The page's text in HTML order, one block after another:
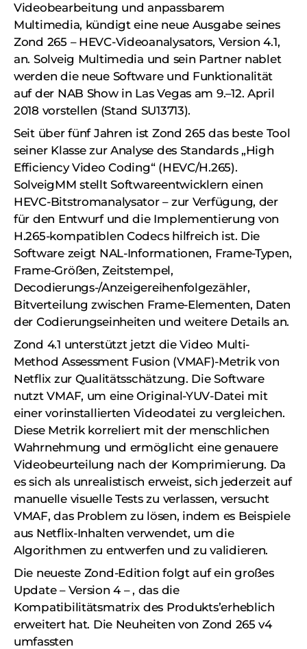
Videobearbeitung und anpassbarem
Multimedia, kündigt eine neue Ausgabe seines
Zond 265 – HEVC-Videoanalysators, Version 4.1,
an. Solveig Multimedia und sein Partner nablet
werden die neue Software und Funktionalität
auf der NAB Show in Las Vegas am 9.–12. April
2018 vorstellen (Stand SU13713).
Seit über fünf Jahren ist Zond 265 das beste Tool
seiner Klasse zur Analyse des Standards „High
Efficiency Video Coding“ (HEVC/H.265).
SolveigMM stellt Softwareentwicklern einen
HEVC-Bitstromanalysator – zur Verfügung, der
für den Entwurf und die Implementierung von
H.265-kompatiblen Codecs hilfreich ist. Die
Software zeigt NAL-Informationen, Frame-Typen,
Frame-Größen, Zeitstempel,
Decodierungs-/Anzeigereihenfolgezähler,
Bitverteilung zwischen Frame-Elementen, Daten
der Codierungseinheiten und weitere Details an.
Zond 4.1 unterstützt jetzt die Video Multi-
Method Assessment Fusion (VMAF)-Metrik von
Netflix zur Qualitätsschätzung. Die Software
nutzt VMAF, um eine Original-YUV-Datei mit
einer vorinstallierten Videodatei zu vergleichen.
Diese Metrik korreliert mit der menschlichen
Wahrnehmung und ermöglicht eine genauere
Videobeurteilung nach der Komprimierung. Da
es sich als unrealistisch erweist, sich jederzeit auf
manuelle visuelle Tests zu verlassen, versucht
VMAF, das Problem zu lösen, indem es Beispiele
aus Netflix-Inhalten verwendet, um die
Algorithmen zu entwerfen und zu validieren.
Die neueste Zond-Edition folgt auf ein großes
Update – Version 4 – , das die
Kompatibilitätsmatrix des Produkts’erheblich
erweitert hat. Die Neuheiten von Zond 265 v4
umfassten